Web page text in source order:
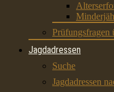
Prüfungsfragen
Jagdadressen
Suche
Jagdadressen